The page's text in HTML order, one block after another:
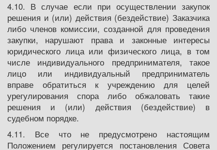
4.10. В случае если при осуществлении закупок
решения и (или) действия (бездействие) Заказчика
либо членов комиссии, созданной для проведения
закупки, нарушают права и законные интересы
юридического лица или физического лица, в том
числе индивидуального предпринимателя, такое
лицо или индивидуальный предприниматель
вправе обратиться к учреждению для целей
урегулирования спора либо обжаловать такие
решения и (или) действия (бездействие) в
судебном порядке.
4.11. Все что не предусмотрено настоящим
Положением регулируется постановления Совета